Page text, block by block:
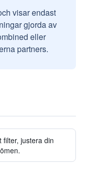
visar endast
gjorda av
eller
partners.
justera din